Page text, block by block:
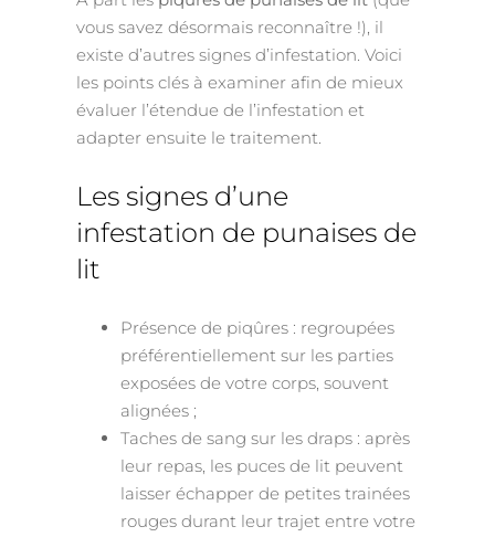
vous savez désormais reconnaître !), il
existe d’autres signes d’infestation. Voici
les points clés à examiner afin de mieux
évaluer l’étendue de l’infestation et
adapter ensuite le traitement.
Les signes d’une
infestation de punaises de
lit
Présence de piqûres : regroupées
préférentiellement sur les parties
exposées de votre corps, souvent
alignées ;
Taches de sang sur les draps : après
leur repas, les puces de lit peuvent
laisser échapper de petites trainées
rouges durant leur trajet entre votre